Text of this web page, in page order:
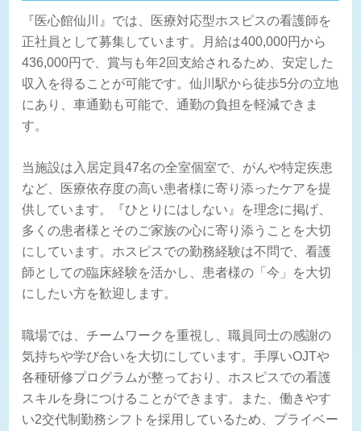
『医心館仙川』では、医療対応型ホスピスの看護師を
正社員として募集しています。月給は400,000円から
436,000円で、賞与も年2回支給されるため、安定した
収入を得ることが可能です。仙川駅から徒歩5分の立地
にあり、車通勤も可能で、通勤の負担を軽減できま
す。
当施設は入居定員47名の全室個室で、がんや特定疾患
など、医療依存度の高い患者様に寄り添ったケアを提
供しています。『ひとりにはしない』を理念に掲げ、
多くの患者様とそのご家族の心に寄り添うことを大切
にしています。ホスピスでの勤務経験は不問で、看護
師としての臨床経験を活かし、患者様の「今」を大切
にしたい方を歓迎します。
職場では、チームワークを重視し、職員同士の感謝の
気持ちや学び合いを大切にしています。手厚いOJTや
各種研修プログラムが整っており、ホスピスでの看護
スキルを身につけることができます。また、働きやす
い2交代制勤務シフトを採用しているため、プライベー